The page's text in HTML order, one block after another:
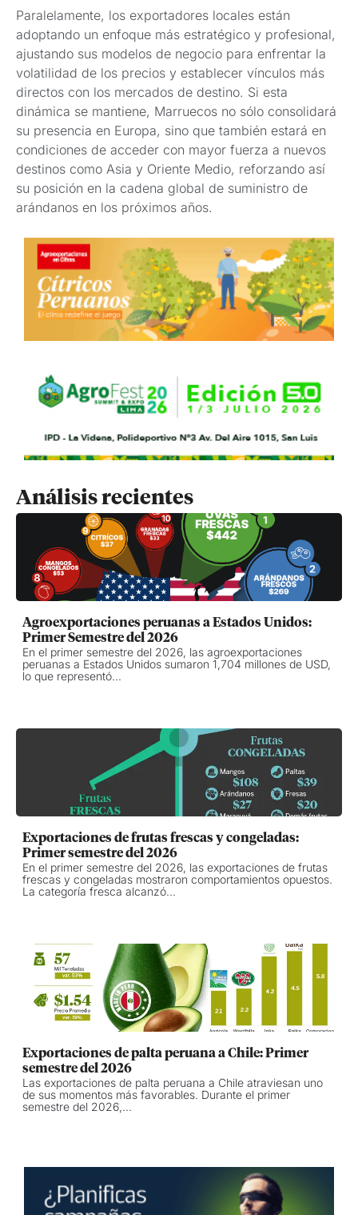
Paralelamente, los exportadores locales están
adoptando un enfoque más estratégico y profesional,
ajustando sus modelos de negocio para enfrentar la
volatilidad de los precios y establecer vínculos más
directos con los mercados de destino. Si esta
dinámica se mantiene, Marruecos no sólo consolidará
su presencia en Europa, sino que también estará en
condiciones de acceder con mayor fuerza a nuevos
destinos como Asia y Oriente Medio, reforzando así
su posición en la cadena global de suministro de
arándanos en los próximos años.
Análisis recientes
Agroexportaciones peruanas a Estados Unidos:
Primer Semestre del 2026
En el primer semestre del 2026, las agroexportaciones
peruanas a Estados Unidos sumaron 1,704 millones de USD,
lo que representó...
Exportaciones de frutas frescas y congeladas:
Primer semestre del 2026
En el primer semestre del 2026, las exportaciones de frutas
frescas y congeladas mostraron comportamientos opuestos.
La categoría fresca alcanzó...
Exportaciones de palta peruana a Chile: Primer
semestre del 2026
Las exportaciones de palta peruana a Chile atraviesan uno
de sus momentos más favorables. Durante el primer
semestre del 2026,...